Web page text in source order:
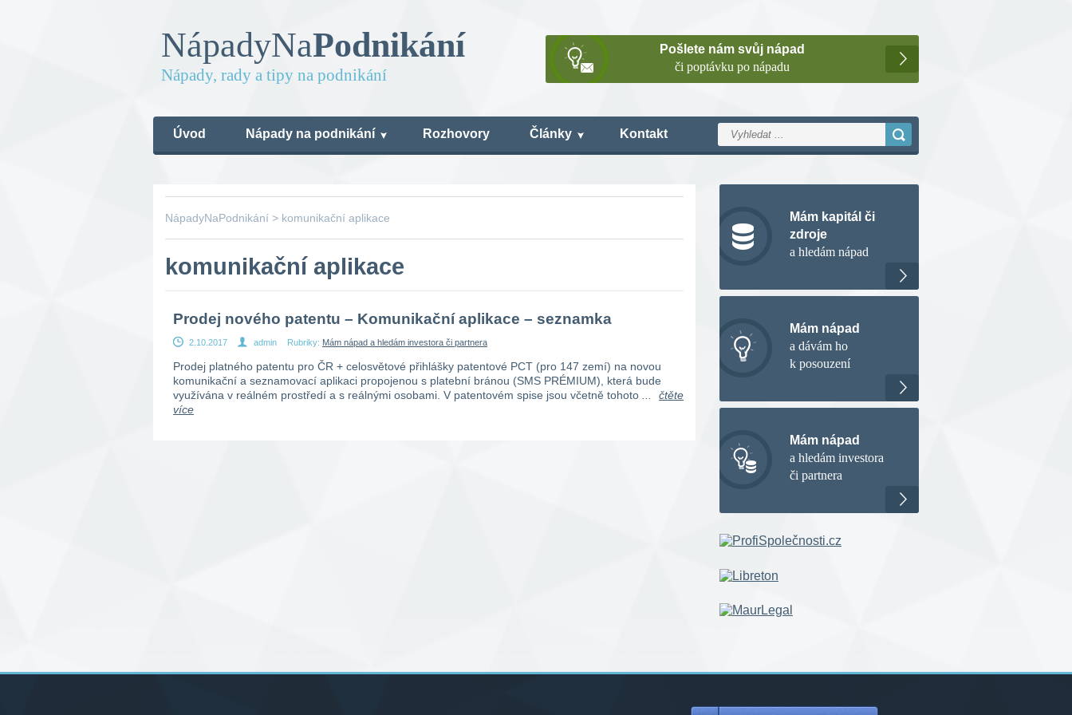
NápadyNaPodnikání
Nápady, rady a tipy na podnikání
Pošlete nám svůj nápad
či poptávku po nápadu
Úvod Nápady na podnikání Rozhovory Články Kontakt
NápadyNaPodnikání > komunikační aplikace
komunikační aplikace
Prodej nového patentu – Komunikační aplikace – seznamka
2.10.2017 admin Rubriky: Mám nápad a hledám investora či partnera
Prodej platného patentu pro ČR + celosvětové přihlášky patentové PCT (pro 147 zemí) na novou
komunikační a seznamovací aplikaci propojenou s platební bránou (SMS PRÉMIUM), která bude
využívána v reálném prostředí a s reálnými osobami. V patentovém spise jsou včetně tohoto
čtěte
více
Mám kapitál či
zdroje
a hledám nápad
Mám nápad
a dávám ho
k posouzení
Mám nápad
a hledám investora
či partnera